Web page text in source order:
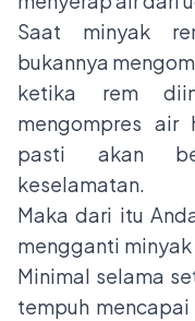
Saat minyak
bukannya
ketika rem
mengompres air
pasti akan
keselamatan.
Maka dari itu
mengganti
Minimal selama
tempuh